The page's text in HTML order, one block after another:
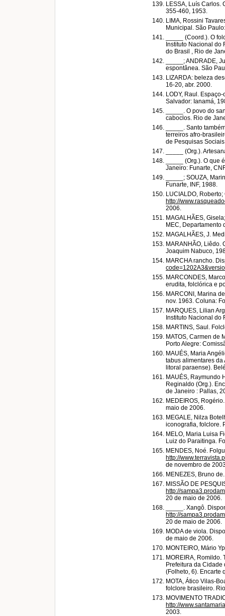
LESSA, Luís Carlos.
355-460, 1953.
LIMA, Rossini
Municipal. São
_____ (Coord.). O
Instituto Nacional do
do Brasil , Rio de
_____; ANDRADE,
espontânea. São
LIZARDA: beleza
16-20, abr. 2000.
LODY, Raul.
Salvador: Ianamá,
_____. O povo do
caboclos. Rio de
_____. Santo
terreiros afro-
de Pesquisas
_____ (Org.).
_____ (Org.). O
Janeiro: Funarte,
_____; SOUZA,
Funarte, INF, 1988.
LUCIALDO,
http://
2006.
MAGALHÃES,
MEC, Departamento
MAGALHÃES, J.
MARANHÃO, Liêdo.
Joaquim Nabuco,
MARCHA rancho.
MARCONDES,
erudita, folclórica e
MARCONI, Marina
nov. 1963. Coluna:
MARQUES, Lilian
Instituto Nacional do
MARTINS, Saul.
MATOS, Carmen de
Porto Alegre:
MAUÉS, Maria
tabus alimentares
litoral paraense).
MAUÉS, Raymundo
Reginaldo (Org.).
de Janeiro : Pallas,
MEDEIROS,
maio de 2006.
MEGALE, Nilza
iconografia, folclore.
MELO, Maria Luisa
Luiz do Paraitinga.
MENDES, Noé.
http://
de novembro de
MENEZES, Bruno
MISSÃO DE
http://
20 de maio de 2006.
_____. Xangô.
http://
20 de maio de 2006.
MODA de viola.
de maio de 2006.
MONTEIRO, Mário
MOREIRA, Romildo.
Prefeitura da Cidade
(Folheto, 6). Encarte
MOTA, Ático Vilas-
folclore brasileiro.
MOVIMENTO
http://
2003.